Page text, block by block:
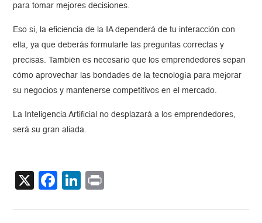
para tomar mejores decisiones.
Eso si, la eficiencia de la IA dependerá de tu interacción con
ella, ya que deberás formularle las preguntas correctas y
precisas. También es necesario que los emprendedores sepan
cómo aprovechar las bondades de la tecnología para mejorar
su negocios y mantenerse competitivos en el mercado.
La Inteligencia Artificial no desplazará a los emprendedores,
será su gran aliada.
X Facebook
LinkedIn